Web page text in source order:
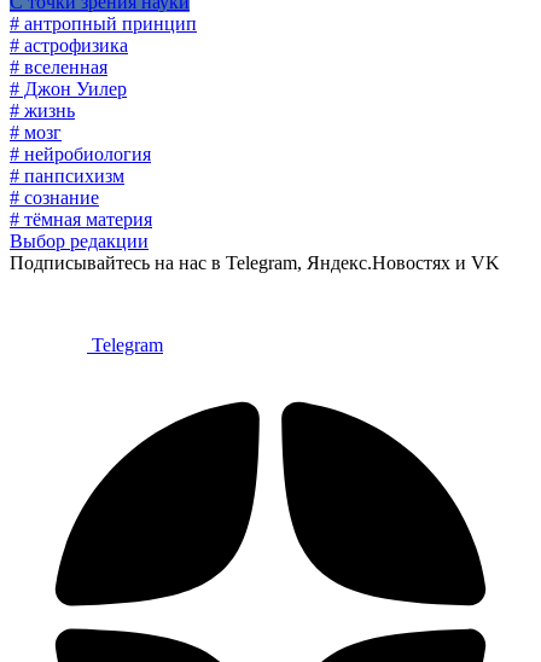
# антропный принцип
# астрофизика
# вселенная
# Джон Уилер
# жизнь
# мозг
# нейробиология
# панпсихизм
# сознание
# тёмная материя
Выбор редакции
Подписывайтесь на нас в Telegram, Яндекс.Новостях и VK
Telegram